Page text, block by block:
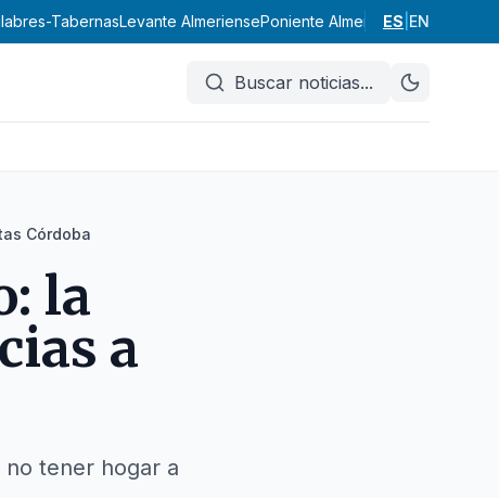
TabernasLevante AlmeriensePoniente Almeriense Valle del
ES EN
Buscar noticias...
Córdoba
la
a
tener hogar a